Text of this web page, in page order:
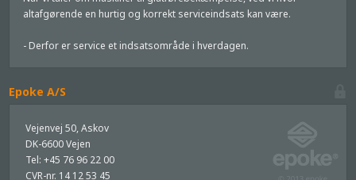
altafgørende en hurtig og korrekt serviceindsats kan være.
- Derfor er service et indsatsområde i hverdagen.
Epoke A/S
Vejenvej 50, Askov
DK-6600 Vejen
Tel: +45 76 96 22 00
CVR-nr. 14 12 53 45